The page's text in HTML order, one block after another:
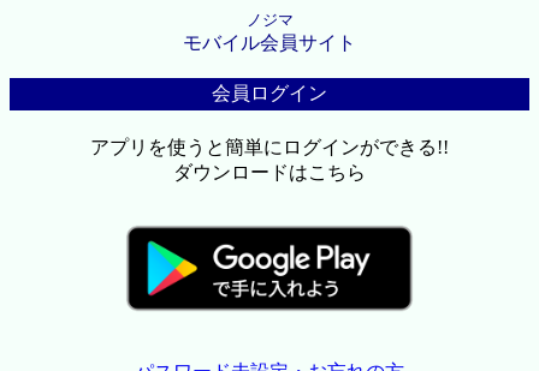
ノジマ
モバイル会員サイト
会員ログイン
アプリを使うと簡単にログインができる!!
ダウンロードはこちら